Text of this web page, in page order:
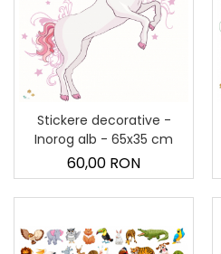
Stickere decorative -
Inorog alb - 65x35 cm
60,00 RON